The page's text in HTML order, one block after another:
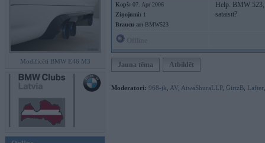
Modificēti BMW E46 M3
Kopš: 07. Apr 2006
Ziņojumi: 1
Braucu ar: BMW523
Help. BMW 523,
sataisit?
Jauna tēma Atbildēt
Moderatori: 968-jk AV AiwaShuraLLP, GirtzB Lafter